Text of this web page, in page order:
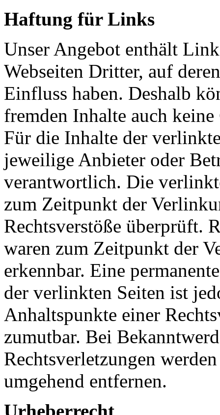
Haftung für Links
Unser Angebot enthält
Webseiten Dritter, auf
Einfluss haben. Deshalb
fremden Inhalte auch
Für die Inhalte der
jeweilige Anbieter oder
verantwortlich. Die
zum Zeitpunkt der
Rechtsverstöße überprüft.
waren zum Zeitpunkt der
erkennbar. Eine
der verlinkten Seiten ist
Anhaltspunkte einer
zumutbar. Bei
Rechtsverletzungen
umgehend entfernen.
Urheberrecht